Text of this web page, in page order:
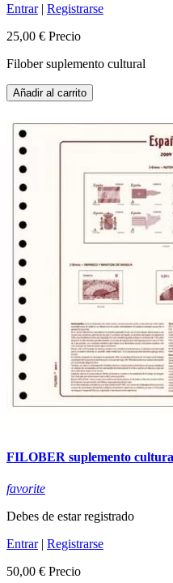
Entrar| Registrarse
25,00 € Precio
Filober suplemento cultural
Añadir al carrito
FILOBER suplemento
favorite
Debes de estar registrado
Entrar| Registrarse
50,00 € Precio